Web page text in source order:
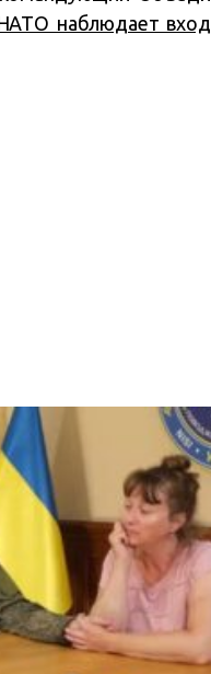
наблюдает вход